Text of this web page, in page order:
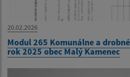
20.02.2026
Modul 265 Komunálne a
rok 2025 obec Malý Kamenec